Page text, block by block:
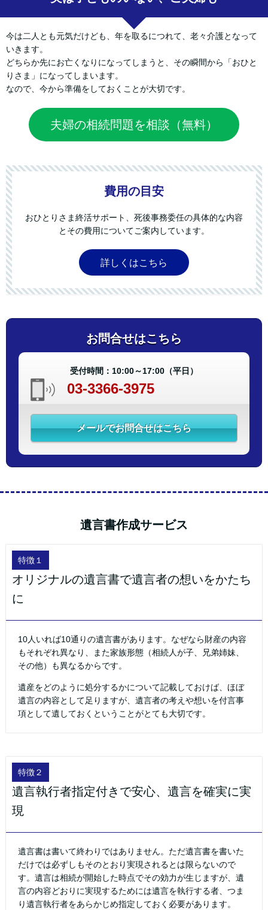
今は二人とも元気だけども、年を取るにつれて、老々介護となって
いきます。
どちらか先にお亡くなりになってしまうと、その瞬間から「おひと
りさま」になってしまいます。
なので、今から準備をしておくことが大切です。
夫婦の相続問題を相談（無料）
費用の目安
おひとりさま終活サポート、死後事務委任の具体的な内容
とその費用についてご案内しています。
詳しくはこちら
お問合せはこちら
受付時間：10:00～17:00（平日）
03-3366-3975
メールでお問合せはこちら
遺言書作成サービス
特徴１
オリジナルの遺言書で遺言者の想いをかたち
に
10人いれば10通りの遺言書があります。なぜなら財産の内容
もそれぞれ異なり、また家族形態（相続人が子、兄弟姉妹、
その他）も異なるからです。
遺産をどのように処分するかについて記載しておけば、ほぼ
遺言の内容として足りますが、遺言者の考えや想いを付言事
項として遺しておくということがとても大切です。
特徴２
遺言執行者指定付きで安心、遺言を確実に実
現
遺言書は書いて終わりではありません。ただ遺言書を書いた
だけでは必ずしもそのとおり実現されるとは限らないので
す。遺言は相続が開始した時点でその効力が生じますが、遺
言の内容どおりに実現するためには遺言を執行する者、つま
り遺言執行者をあらかじめ指定しておく必要があります。